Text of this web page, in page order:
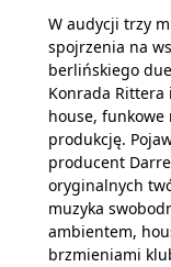
W audycji trzy
spojrzenia na
berlińskiego
Konrada Rittera
house, funkowe
produkcję.
producent
oryginalnych
muzyka
ambientem,
brzmieniami